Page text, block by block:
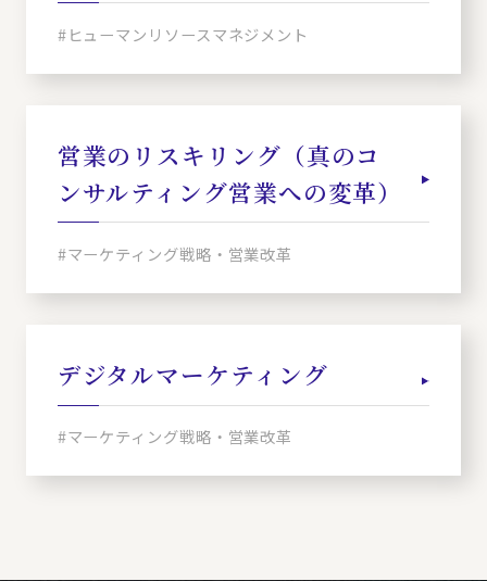
#ヒューマンリソースマネジメント
営業のリスキリング（真のコ
ンサルティング営業への変革）
#マーケティング戦略・営業改革
デジタルマーケティング
#マーケティング戦略・営業改革